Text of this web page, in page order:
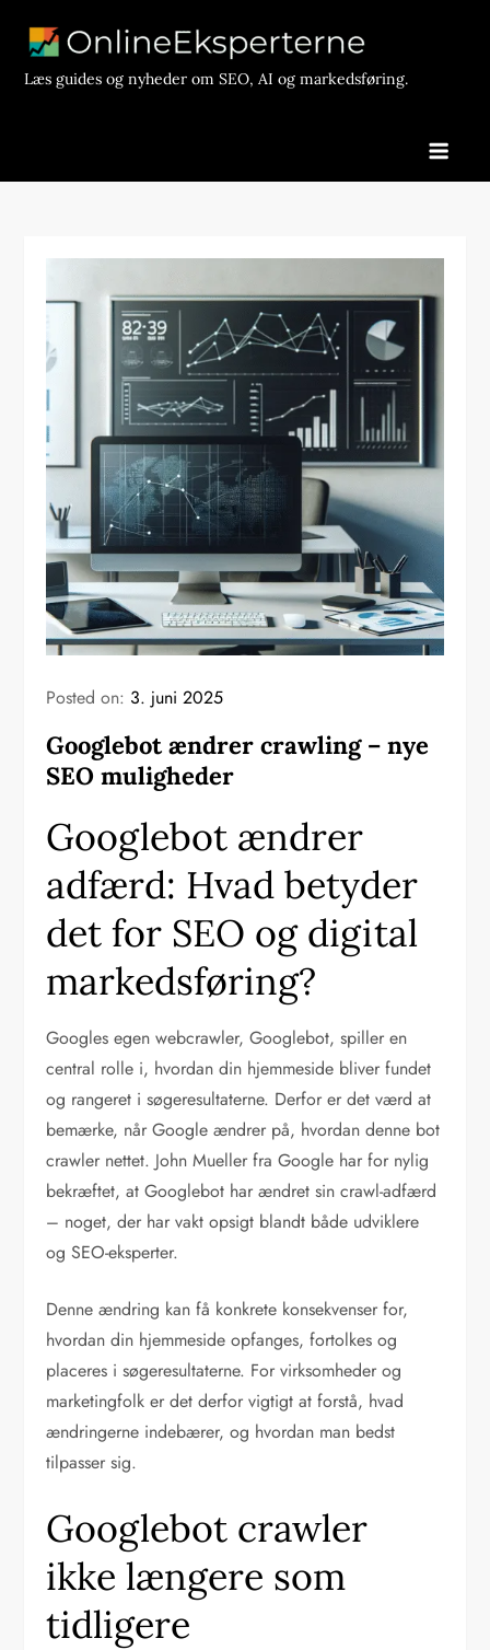
contentLæs guides og nyheder om SEO, AI og markedsføring.
Posted on: 3. juni 2025
Googlebot ændrer crawling – nye
SEO muligheder
Googlebot ændrer
adfærd: Hvad betyder
det for SEO og digital
markedsføring?
Googles egen webcrawler, Googlebot, spiller en
central rolle i, hvordan din hjemmeside bliver fundet
og rangeret i søgeresultaterne. Derfor er det værd at
bemærke, når Google ændrer på, hvordan denne bot
crawler nettet. John Mueller fra Google har for nylig
bekræftet, at Googlebot har ændret sin crawl-adfærd
– noget, der har vakt opsigt blandt både udviklere
og SEO-eksperter.
Denne ændring kan få konkrete konsekvenser for,
hvordan din hjemmeside opfanges, fortolkes og
placeres i søgeresultaterne. For virksomheder og
marketingfolk er det derfor vigtigt at forstå, hvad
ændringerne indebærer, og hvordan man bedst
tilpasser sig.
Googlebot crawler
ikke længere som
tidligere